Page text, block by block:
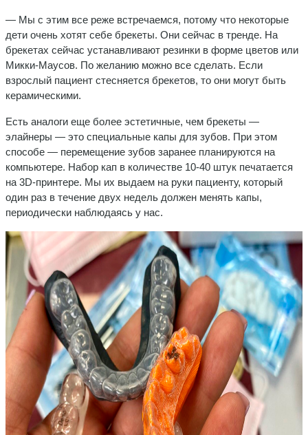
— Мы с этим все реже встречаемся, потому что некоторые
дети очень хотят себе брекеты. Они сейчас в тренде. На
брекетах сейчас устанавливают резинки в форме цветов или
Микки-Маусов. По желанию можно все сделать. Если
взрослый пациент стесняется брекетов, то они могут быть
керамическими.
Есть аналоги еще более эстетичные, чем брекеты —
элайнеры — это специальные капы для зубов. При этом
способе — перемещение зубов заранее планируются на
компьютере. Набор кап в количестве 10-40 штук печатается
на 3D-принтере. Мы их выдаем на руки пациенту, который
один раз в течение двух недель должен менять капы,
периодически наблюдаясь у нас.